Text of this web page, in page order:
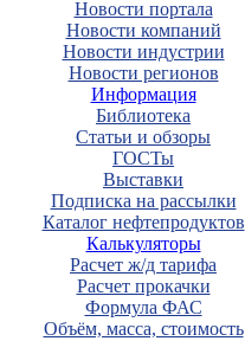
Новости портала
Новости компаний
Новости индустрии
Новости регионов
Информация
Библиотека
Статьи и обзоры
ГОСТы
Выставки
Подписка на рассылки
Каталог нефтепродуктов
Калькуляторы
Расчет ж/д тарифа
Расчет прокачки
Формула ФАС
Объём, масса, стоимость